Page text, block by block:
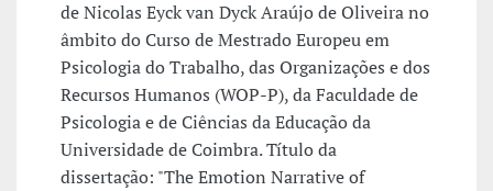
de Nicolas Eyck van Dyck Araújo de Oliveira no
âmbito do Curso de Mestrado Europeu em
Psicologia do Trabalho, das Organizações e dos
Recursos Humanos (WOP-P), da Faculdade de
Psicologia e de Ciências da Educação da
Universidade de Coimbra. Título da
dissertação: "The Emotion Narrative of